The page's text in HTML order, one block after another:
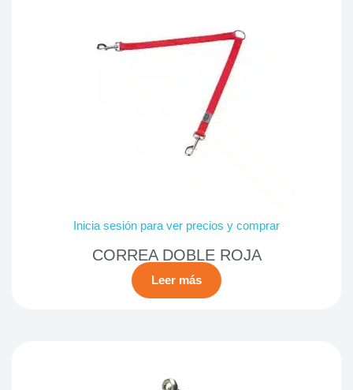
Inicia sesión para ver precios y comprar
CORREA DOBLE ROJA
Leer más